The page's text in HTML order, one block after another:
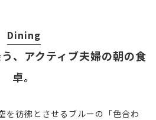
Dining
、アクティブ夫婦の朝の食
卓。
を彷彿とさせるブルーの「色合わ